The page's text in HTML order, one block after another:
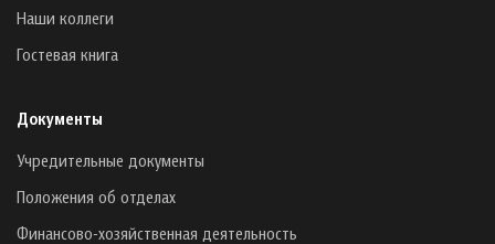
Наши коллеги
Гостевая книга
Документы
Учредительные документы
Положения об отделах
Финансово-хозяйственная деятельность